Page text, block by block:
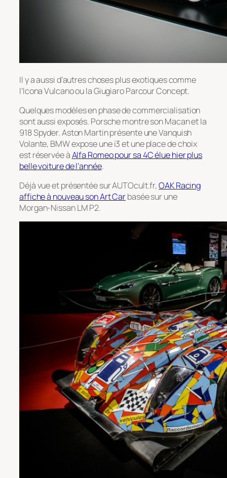
Il y a aussi d’autres choses plus exotiques comme
l’Icona Vulcano ou la Giugiaro Parcour Concept.
Quelques modèles en phase de commercialisation
sont aussi exposés. Porsche montre son Macan et la
918 Spyder. Aston Martin présente une Vanquish
Volante, BMW expose une i3 et une place de choix
est réservée àAlfa Romeo pour sa 4C élue hier plus
belle voiture de l’année.
Déjà vue et présentée sur AUTOcult.fr,OAK Racing
affiche à nouveau son Art Carbasée sur une
Morgan-Nissan LM P2.